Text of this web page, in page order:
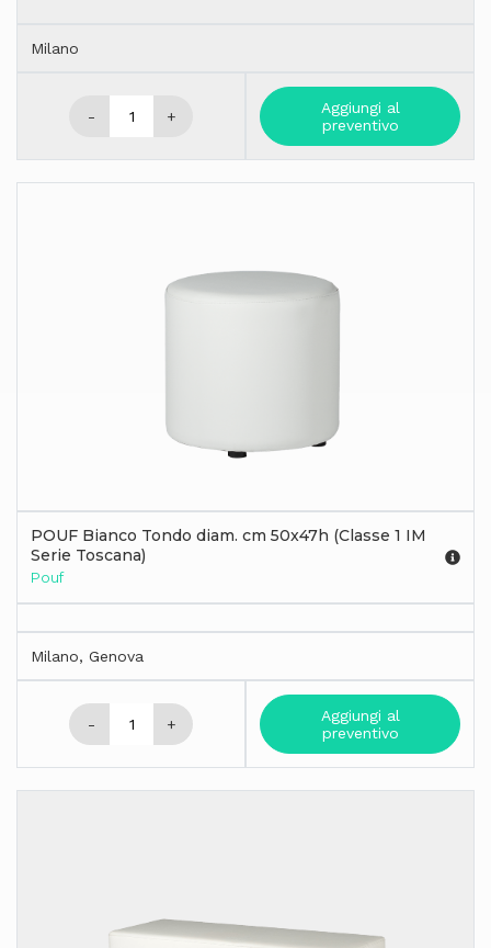
Milano
- +
Aggiungi al
preventivo
POUF Bianco Tondo diam. cm 50x47h (Classe 1 IM
Serie Toscana)
Pouf
Milano, Genova
- +
Aggiungi al
preventivo